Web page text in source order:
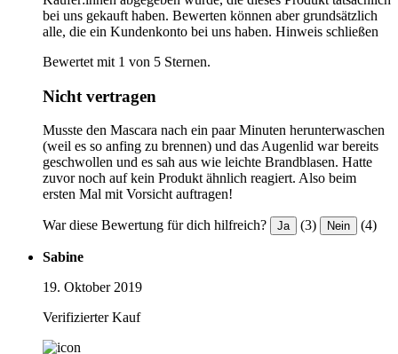
bei uns gekauft haben. Bewerten können aber grundsätzlich
alle, die ein Kundenkonto bei uns haben. Hinweis schließen
Bewertet mit 1 von 5 Sternen.
Nicht vertragen
Musste den Mascara nach ein paar Minuten herunterwaschen
(weil es so anfing zu brennen) und das Augenlid war bereits
geschwollen und es sah aus wie leichte Brandblasen. Hatte
zuvor noch auf kein Produkt ähnlich reagiert. Also beim
ersten Mal mit Vorsicht auftragen!
War diese Bewertung für dich hilfreich? Ja (3) Nein (4)
Sabine
19. Oktober 2019
Verifizierter Kauf